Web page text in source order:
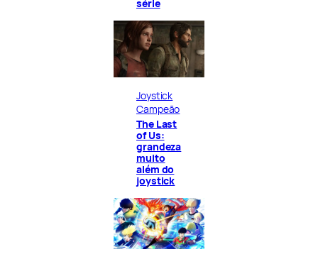
série
Joystick
Campeão
The Last
of Us:
grandeza
muito
além do
joystick